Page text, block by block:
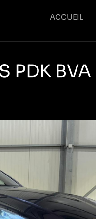
ACCUEIL
PDK